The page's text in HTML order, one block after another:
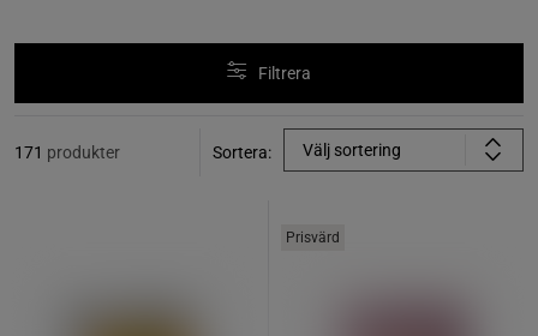
Filtrera
171 produkter Sortera: Välj sortering
Prisvärd